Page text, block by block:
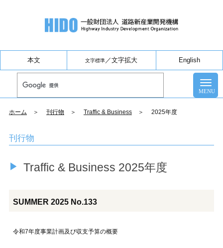
本文 文字標準／文字拡大 English
ホーム ＞ 刊行物 ＞ Traffic & Business＞ 2025年度
刊行物
Traffic & Business 2025年度
SUMMER 2025 No.133
令和7年度事業計画及び収支予算の概要